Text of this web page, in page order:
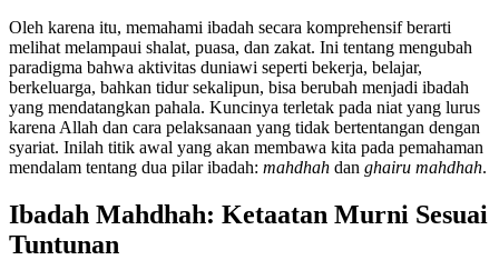
Oleh karena itu, memahami ibadah secara komprehensif berarti
melihat melampaui shalat, puasa, dan zakat. Ini tentang mengubah
paradigma bahwa aktivitas duniawi seperti bekerja, belajar,
berkeluarga, bahkan tidur sekalipun, bisa berubah menjadi ibadah
yang mendatangkan pahala. Kuncinya terletak pada niat yang lurus
karena Allah dan cara pelaksanaan yang tidak bertentangan dengan
syariat. Inilah titik awal yang akan membawa kita pada pemahaman
mendalam tentang dua pilar ibadah: mahdhah dan ghairu mahdhah.
Ibadah Mahdhah: Ketaatan Murni Sesuai
Tuntunan